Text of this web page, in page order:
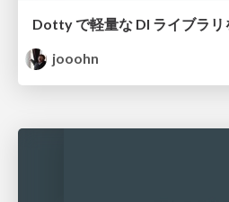
Dotty で軽量な DI ライブラリ
jooohn